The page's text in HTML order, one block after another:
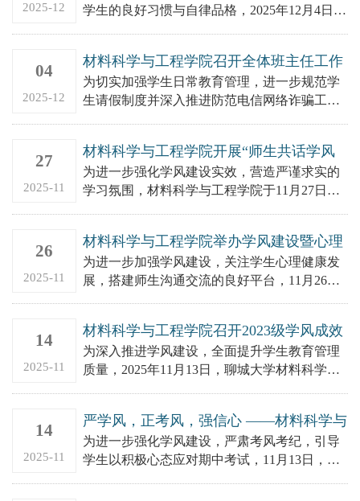
2025-12
学生的良好习惯与自律品格，2025年12月4日，
04
2025-12
材料科学与工程学院召开全体班主任工作
会议
为切实加强学生日常教育管理，进一步规范学
生请假制度并深入推进防范电信网络诈骗工
27
2025-11
材料科学与工程学院开展“师生共话学风
建设，餐厅沙龙助力成长”主题餐厅沙龙
活动
为进一步强化学风建设实效，营造严谨求实的
学习氛围，材料科学与工程学院于11月27日中
26
2025-11
材料科学与工程学院举办学风建设暨心理
健康教育主题餐厅沙龙活动
为进一步加强学风建设，关注学生心理健康发
展，搭建师生沟通交流的良好平台，11月26
14
2025-11
材料科学与工程学院召开2023级学风成效
及建设工作推进会
为深入推进学风建设，全面提升学生教育管理
质量，2025年11月13日，聊城大学材料科学与
14
2025-11
严学风，正考风，强信心 ——材料科学与
工程学院举办“学风建设与考风考纪”餐厅
沙龙活动
为进一步强化学风建设，严肃考风考纪，引导
学生以积极心态应对期中考试，11月13日，材